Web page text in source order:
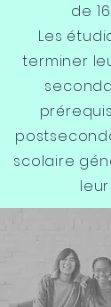
de
Les
terminer
scolaire
leur